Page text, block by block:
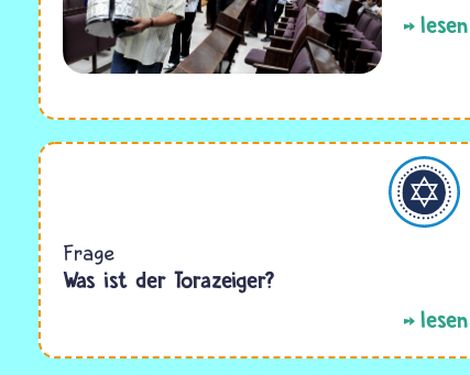
lesen
Frage
Was ist der Torazeiger?
lesen